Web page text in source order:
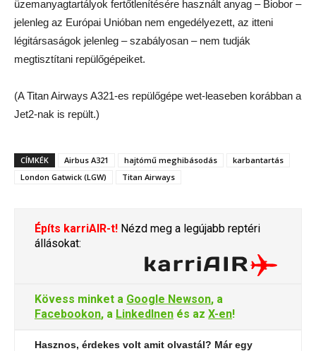
üzemanyagtartályok fertőtlenítésére használt anyag – Biobor –
jelenleg az Európai Unióban nem engedélyezett, az itteni
légitársaságok jelenleg – szabályosan – nem tudják
megtisztítani repülőgépeiket.
(A Titan Airways A321-es repülőgépe wet-leaseben korábban a
Jet2-nak is repült.)
CÍMKÉK Airbus A321 hajtómű meghibásodás
karbantartás
London Gatwick (LGW)
Titan Airways
Építs karriAIR-t! Nézd meg a legújabb reptéri
állásokat:
Kövess minket a Google Newson, a
Facebookon, a LinkedInen és az X-en!
Hasznos, érdekes volt amit olvastál? Már egy